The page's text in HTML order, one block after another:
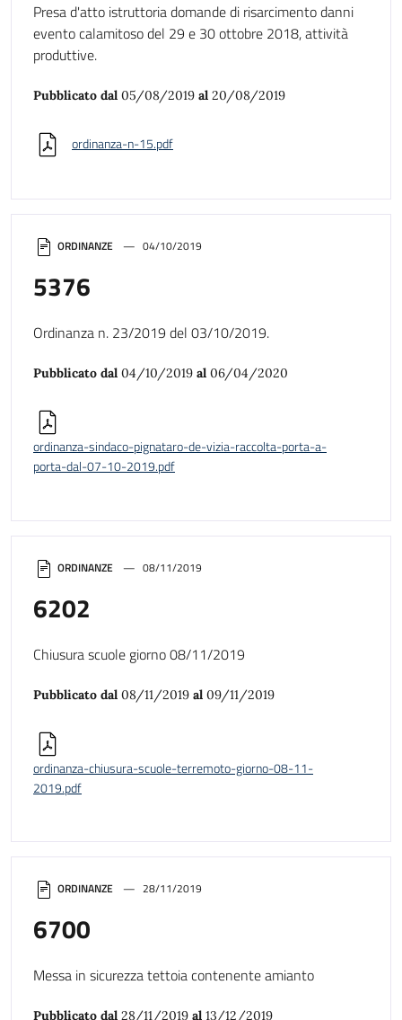
ORDINANZE 28/11/2019
6700
Messa in sicurezza tettoia contenente amianto
Pubblicato dal 28/11/2019 al 13/12/2019
ORDINANZE 08/11/2019
6202
Chiusura scuole giorno 08/11/2019
Pubblicato dal 08/11/2019 al 09/11/2019
ordinanza-chiusura-scuole-terremoto-giorno-08-11-
2019.pdf
ORDINANZE 04/10/2019
5376
Ordinanza n. 23/2019 del 03/10/2019.
Pubblicato dal 04/10/2019 al 06/04/2020
ordinanza-sindaco-pignataro-de-vizia-raccolta-porta-a-
porta-dal-07-10-2019.pdf
Presa d'atto istruttoria domande di risarcimento danni
evento calamitoso del 29 e 30 ottobre 2018, attività
produttive.
Pubblicato dal 05/08/2019 al 20/08/2019
ordinanza-n-15.pdf